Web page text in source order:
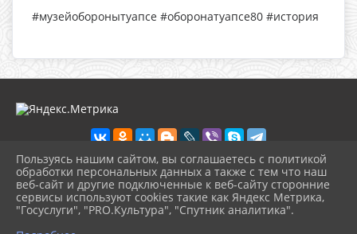
#музейоборонытуапсе #оборонатуапсе80 #история
2026 г. ikmot.kulturatuapse.ru
Вход
Карта сайта
Политика обработки персональных данных
Пользуясь нашим сайтом, вы соглашаетесь с политикой
обработки персональных данных а также с тем что наш
веб-сайт и другие подключенные к веб-сайту сторонние
сервисы используют cookies такие как Яндекс Метрика,
"Госуслуги", "PRO.Культура", "Спутник аналитика".